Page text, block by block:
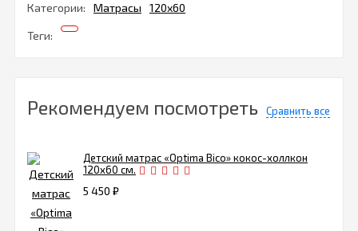
Категории: Матрасы 120х60
Теги:
Рекомендуем посмотреть Сравнить все
Детский матрас «Optima Bico» кокос-холлкон
120х60 см.
5 450 ₽